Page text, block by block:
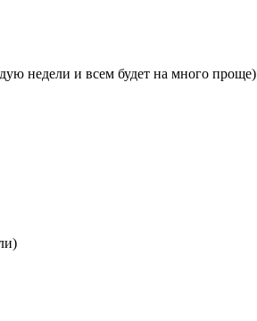
недели и всем будет на много проще)